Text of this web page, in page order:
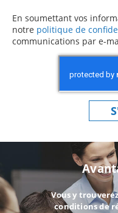
En soumettant vos
notre politique de
communications par e-
Vous y
conditions de